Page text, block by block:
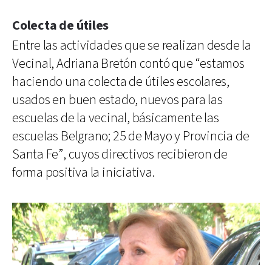
Colecta de útiles
Entre las actividades que se realizan desde la
Vecinal, Adriana Bretón contó que “estamos
haciendo una colecta de útiles escolares,
usados en buen estado, nuevos para las
escuelas de la vecinal, básicamente las
escuelas Belgrano; 25 de Mayo y Provincia de
Santa Fe”, cuyos directivos recibieron de
forma positiva la iniciativa.